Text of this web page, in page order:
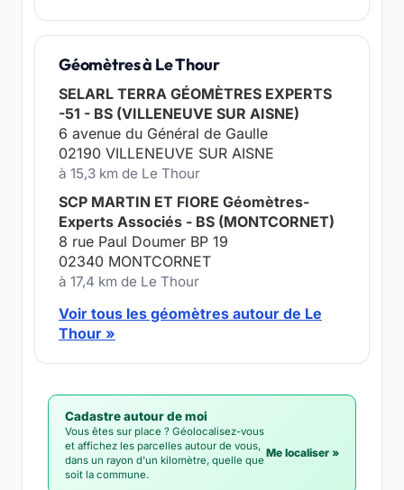
Géomètres à Le Thour
SELARL TERRA GÉOMÈTRES EXPERTS
-51 - BS (VILLENEUVE SUR AISNE)
6 avenue du Général de Gaulle
02190 VILLENEUVE SUR AISNE
à 15,3 km de Le Thour
SCP MARTIN ET FIORE Géomètres-
Experts Associés - BS (MONTCORNET)
8 rue Paul Doumer BP 19
02340 MONTCORNET
à 17,4 km de Le Thour
Voir tous les géomètres autour de Le
Thour »
Cadastre autour de moi
Vous êtes sur place ? Géolocalisez-vous
et affichez les parcelles autour de vous,
dans un rayon d'un kilomètre, quelle que
soit la commune.
Me localiser »